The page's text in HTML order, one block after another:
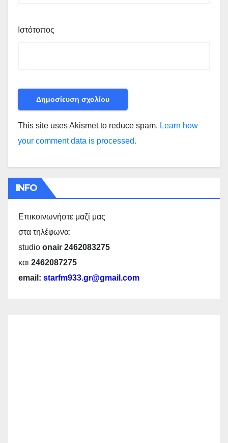
Ιστότοπος
This site uses Akismet to reduce spam. Learn how
your comment data is processed.
INFO
Επικοινωνήστε μαζί μας
στα τηλέφωνα:
studio onair 2462083275
και 2462087275
email: starfm933.gr@gmail.com